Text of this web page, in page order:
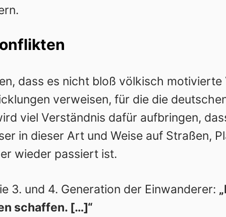
dass es nicht bloß völkisch
verweisen, für die die
viel Verständnis dafür aufbringen,
in dieser Art und Weise auf Straßen,
wieder passiert ist.
3. und 4. Generation der Einwanderer:
schaffen. […]“